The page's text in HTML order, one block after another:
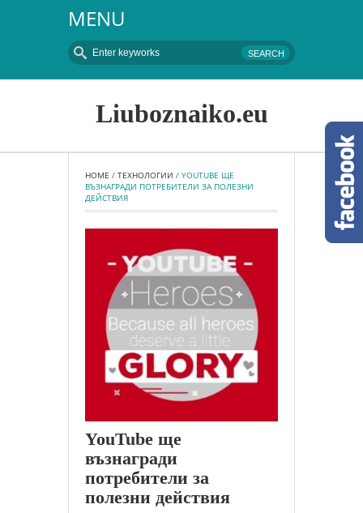
MENU
Liuboznaiko.eu
HOME / ТЕХНОЛОГИИ / YOUTUBE ЩЕ
ВЪЗНАГРАДИ ПОТРЕБИТЕЛИ ЗА ПОЛЕЗНИ
ДЕЙСТВИЯ
YouTube ще
възнагради
потребители за
полезни действия